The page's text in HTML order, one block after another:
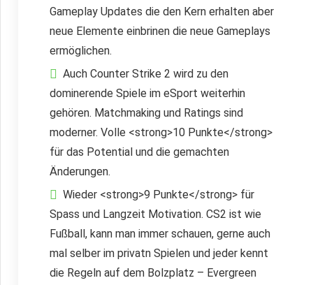
Gameplay Updates die den Kern erhalten aber
neue Elemente einbrinen die neue Gameplays
ermöglichen.
Auch Counter Strike 2 wird zu den
dominerende Spiele im eSport weiterhin
gehören. Matchmaking und Ratings sind
moderner. Volle <strong>10 Punkte</strong>
für das Potential und die gemachten
Änderungen.
Wieder <strong>9 Punkte</strong> für
Spass und Langzeit Motivation. CS2 ist wie
Fußball, kann man immer schauen, gerne auch
mal selber im privatn Spielen und jeder kennt
die Regeln auf dem Bolzplatz – Evergreen